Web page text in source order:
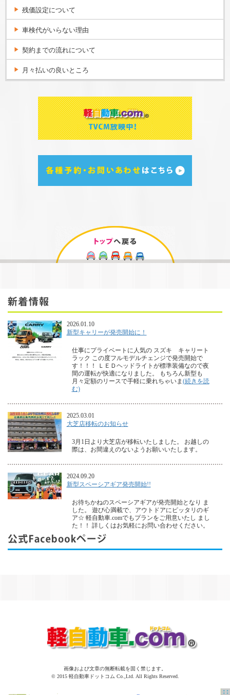
残価設定について
車検代がいらない理由
契約までの流れについて
月々払いの良いところ
2026.01.10
新型キャリーが発売開始に！
仕事にプライベートに人気の スズキ キャリート
ラック この度フルモデルチェンジで発売開始で
す！！！ ＬＥＤヘッドライトが標準装備なので夜
間の運転が快適になりました。 もちろん新型も
月々定額のリースで手軽に乗れちゃいま (続きを読
む)
2025.03.01
大芝店移転のお知らせ
3月1日より大芝店が移転いたしました。 お越しの
際は、お間違えのないようお願いいたします。
2024.09.20
新型スペーシアギア発売開始!!
お待ちかねのスペーシアギアが発売開始となり ま
した。 遊び心満載で、アウトドアにピッタリのギ
ア☆ 軽自動車.comでもプランをご用意いたし まし
た！！ 詳しくはお気軽にお問い合わせください。
2024.05.25
2023.11.22
新型スペーシア発売開始
ム新型は 「わくわく満載！自由に使える安心・快
適スペーシア」を コンセプトに、デザインや快適
画像および文章の無断転載を固く禁じます。
© 2015 軽自動車ドットコム Co.,Ltd. All Rights Reserved.